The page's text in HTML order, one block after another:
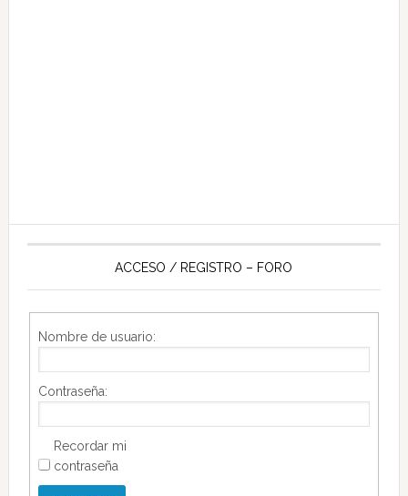
ACCESO / REGISTRO – FORO
Nombre de usuario:
Contraseña:
Recordar mi
contraseña